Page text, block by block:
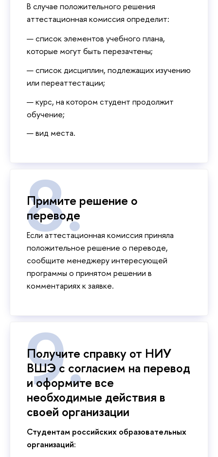
В случае положительного решения
аттестационная комиссия определит:
список элементов учебного плана,
которые могут быть перезачтены;
список дисциплин, подлежащих изучению
или переаттестации;
курс, на котором студент продолжит
обучение;
вид места.
Примите решение о
переводе
Если аттестационная комиссия приняла
положительное решение о переводе,
сообщите менеджеру интересующей
программы о принятом решении в
комментариях к заявке.
Получите справку от НИУ
ВШЭ с согласием на перевод
и оформите все
необходимые действия в
своей организации
Студентам российских образовательных
организаций: